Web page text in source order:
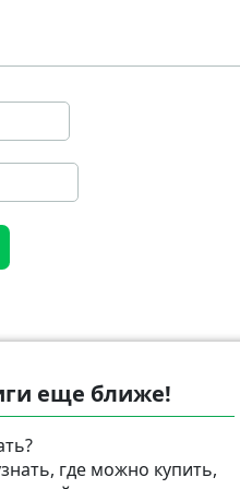
еще ближе!
где можно купить,